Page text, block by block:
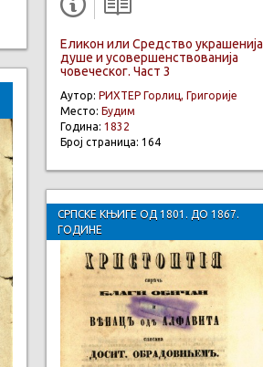
Еликон или Средство украшенија
душе и усовершенствованија
човеческог. Част 3
Аутор: РИХТЕР Горлиц, Григорије
Место: Будим
Година: 1832
Број страница: 164
СРПСКЕ КЊИГЕ ОД 1801. ДО 1867.
ГОДИНЕ